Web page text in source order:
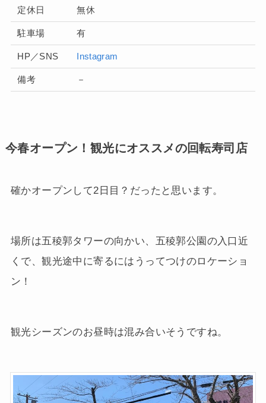
定休日 無休
駐車場 有
HP／SNS Instagram
備考 －
今春オープン！観光にオススメの回転寿司店
確かオープンして2日目？だったと思います。
場所は五稜郭タワーの向かい、五稜郭公園の入口近
くで、観光途中に寄るにはうってつけのロケーショ
ン！
観光シーズンのお昼時は混み合いそうですね。